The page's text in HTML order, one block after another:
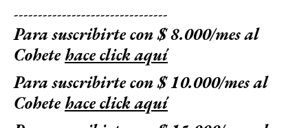
--------------------------------
Para suscribirte con $ 8.000/mes al
Cohetehace click aquí
Para suscribirte con $ 10.000/mes al
Cohetehace click aquí